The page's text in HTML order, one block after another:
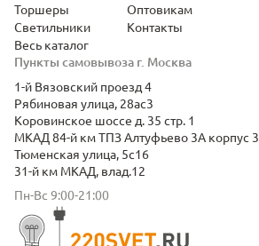
Пункты самовывоза г. Москва
1-й Вязовский проезд 4
Рябиновая улица, 28ас3
Коровинское шоссе д. 35 стр. 1
МКАД 84-й км ТПЗ Алтуфьево 3А корпус 3
Тюменская улица, 5с16
31-й км МКАД, влад.12
Пн-Вс 9:00-21:00
Торшеры
Светильники
Весь каталог
Оптовикам
Контакты